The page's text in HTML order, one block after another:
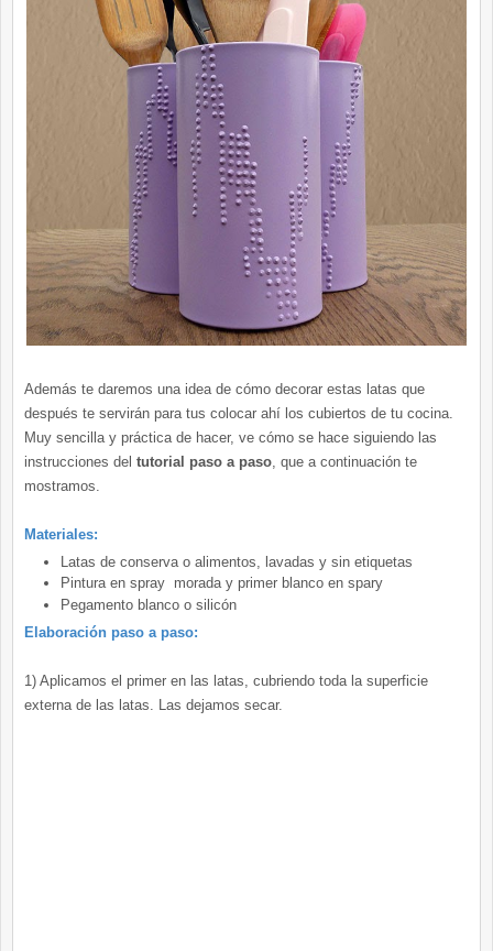
Además te daremos una idea de cómo decorar estas latas que
después te servirán para tus colocar ahí los cubiertos de tu cocina.
Muy sencilla y práctica de hacer, ve cómo se hace siguiendo las
instrucciones del tutorial paso a paso , que a continuación te
mostramos.
Materiales:
Latas de conserva o alimentos, lavadas y sin etiquetas
Pintura en spray morada y primer blanco en spary
Pegamento blanco o silicón
Elaboración paso a paso:
1) Aplicamos el primer en las latas, cubriendo toda la superficie
externa de las latas. Las dejamos secar.